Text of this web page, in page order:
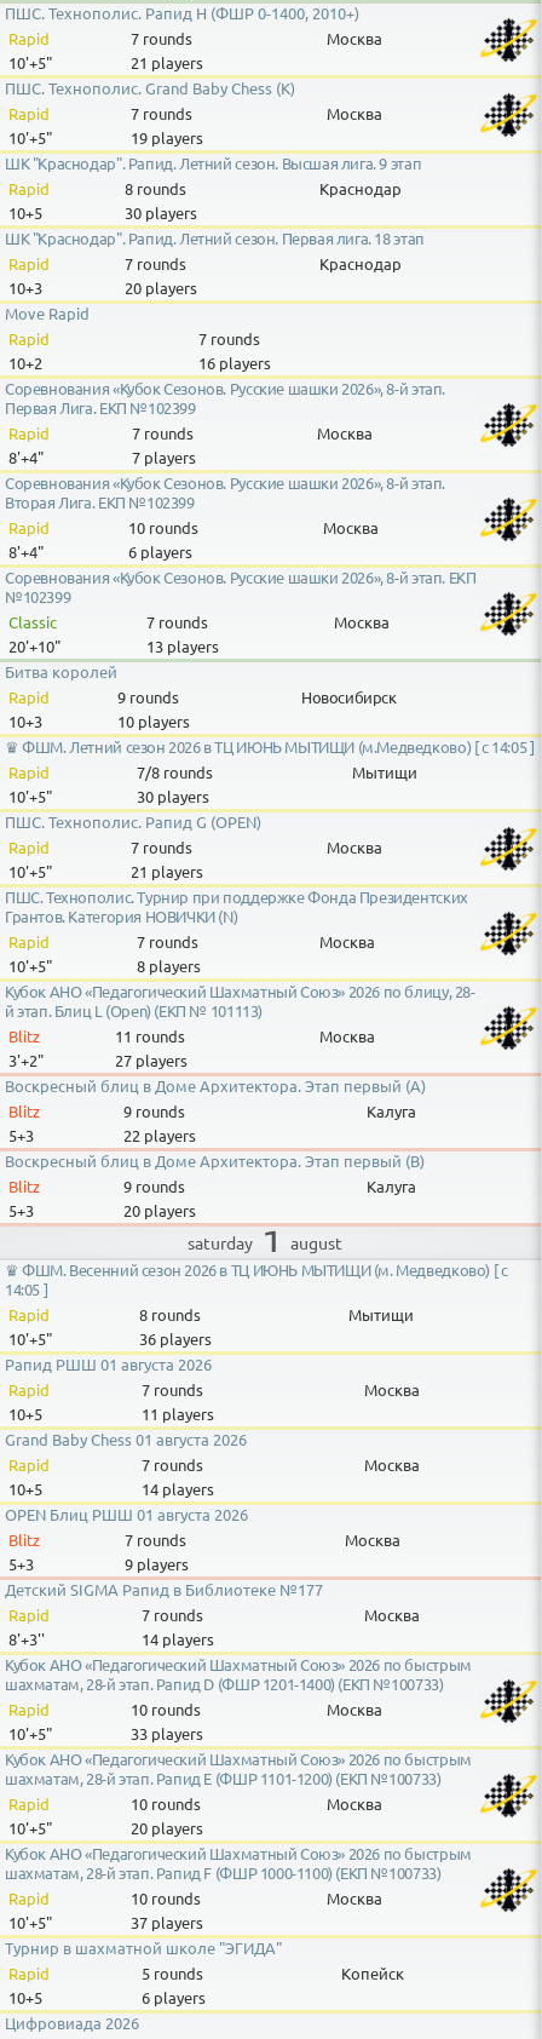
ПШС. Технополис. Рапид H (ФШР 0-1400, 2010+)
Rapid
7 rounds
Москва
10'+5"
21 players
ПШС. Технополис. Grand Baby Chess (K)
Rapid
7 rounds
Москва
10'+5"
19 players
ШК "Краснодар". Рапид. Летний сезон. Высшая лига. 9 этап
Rapid
8 rounds
Краснодар
10+5
30 players
ШК "Краснодар". Рапид. Летний сезон. Первая лига. 18 этап
Rapid
7 rounds
Краснодар
10+3
20 players
Move Rapid
Rapid
7 rounds
10+2
16 players
Соревнования «Кубок Сезонов. Русские шашки 2026», 8-й этап.
Первая Лига. ЕКП №102399
Rapid
7 rounds
Москва
8'+4"
7 players
Соревнования «Кубок Сезонов. Русские шашки 2026», 8-й этап.
Вторая Лига. ЕКП №102399
Rapid
10 rounds
Москва
8'+4"
6 players
Соревнования «Кубок Сезонов. Русские шашки 2026», 8-й этап. ЕКП
№102399
Classic
7 rounds
Москва
20'+10"
13 players
Битва королей
Rapid
9 rounds
Новосибирск
10+3
10 players
♛ ФШМ. Летний сезон 2026 в ТЦ ИЮНЬ МЫТИЩИ (м.Медведково) [ с 14:05 ]
Rapid
7/8 rounds
Мытищи
10'+5"
30 players
ПШС. Технополис. Рапид G (OPEN)
Rapid
7 rounds
Москва
10'+5"
21 players
ПШС. Технополис. Турнир при поддержке Фонда Президентских
Грантов. Категория НОВИЧКИ (N)
Rapid
7 rounds
Москва
10'+5"
8 players
Кубок АНО «Педагогический Шахматный Союз» 2026 по блицу, 28-
й этап. Блиц L (Open) (ЕКП № 101113)
Blitz
11 rounds
Москва
3'+2"
27 players
Воскресный блиц в Доме Архитектора. Этап первый (А)
Blitz
9 rounds
Калуга
5+3
22 players
Воскресный блиц в Доме Архитектора. Этап первый (В)
Blitz
9 rounds
Калуга
5+3
20 players
saturday 1 august
♛ ФШМ. Весенний сезон 2026 в ТЦ ИЮНЬ МЫТИЩИ (м. Медведково) [ с
14:05 ]
Rapid
8 rounds
Мытищи
10'+5"
36 players
Рапид РШШ 01 августа 2026
Rapid
7 rounds
Москва
10+5
11 players
Grand Baby Chess 01 августа 2026
Rapid
7 rounds
Москва
10+5
14 players
OPEN Блиц РШШ 01 августа 2026
Blitz
7 rounds
Москва
5+3
9 players
Детский SIGMA Рапид в Библиотеке №177
Rapid
7 rounds
Москва
8'+3''
14 players
Кубок АНО «Педагогический Шахматный Союз» 2026 по быстрым
шахматам, 28-й этап. Рапид D (ФШР 1201-1400) (ЕКП №100733)
Rapid
10 rounds
Москва
10'+5"
33 players
Кубок АНО «Педагогический Шахматный Союз» 2026 по быстрым
шахматам, 28-й этап. Рапид E (ФШР 1101-1200) (ЕКП №100733)
Rapid
10 rounds
Москва
10'+5"
20 players
Кубок АНО «Педагогический Шахматный Союз» 2026 по быстрым
шахматам, 28-й этап. Рапид F (ФШР 1000-1100) (ЕКП №100733)
Rapid
10 rounds
Москва
10'+5"
37 players
Турнир в шахматной школе "ЭГИДА"
Rapid
5 rounds
Копейск
10+5
6 players
Цифровиада 2026